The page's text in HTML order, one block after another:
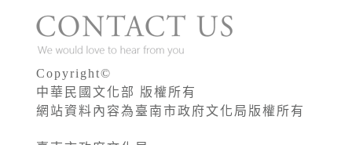
Copyright©
中華民國文化部 版權所有
網站資料內容為臺南市政府文化局版權所有